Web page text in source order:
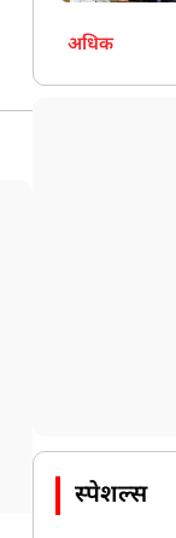
अधिक
स्पेशल्स